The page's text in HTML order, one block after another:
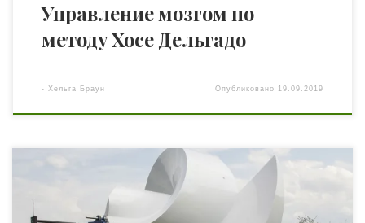
Управление мозгом по
методу Хосе Дельгадо
- Хельга Браун Опубликовано 19.09.2019
Уникальные ветряки, которые производят
электроэнергию даже при слабом ветре – результат
работы украинского ученого, доктора технических